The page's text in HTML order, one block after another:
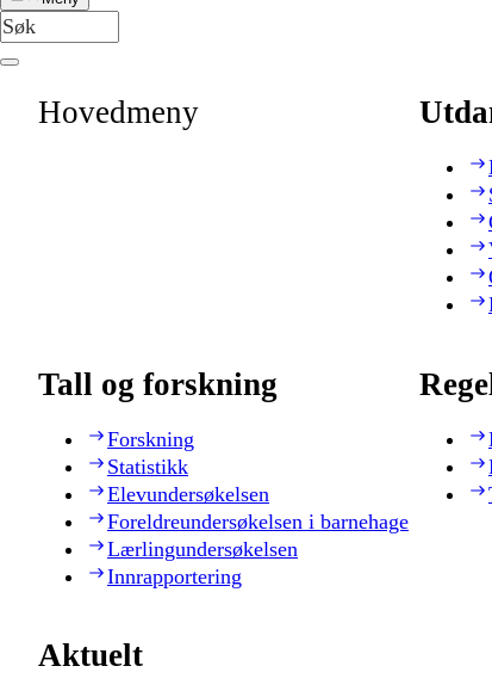
Hovedmeny
Tall og forskning
Forskning
Statistikk
Elevundersøkelsen
Foreldreundersøkelsen i barnehage
Lærlingundersøkelsen
Innrapportering
Aktuelt